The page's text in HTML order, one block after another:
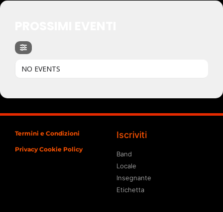
NO EVENTS
Termini e Condizioni
Privacy Cookie Policy
Iscriviti
Band
Locale
Insegnante
Etichetta